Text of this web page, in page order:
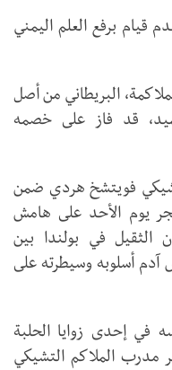
قيام برفع العلم اليمني
البريطاني من أصل
قد فاز على خصمه
فويتشخ هردي ضمن
يوم الأحد على هامش
الثقيل في بولندا بين
آدم أسلوبه وسيطرته على
في إحدى زوايا الحلبة
مدرب الملاكم التشيكي